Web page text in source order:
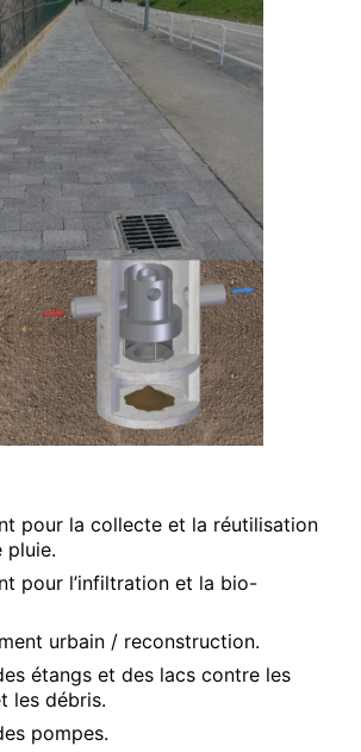
pour la collecte et la réutilisation
pluie.
pour l’infiltration et la bio-
urbain / reconstruction.
étangs et des lacs contre les
les débris.
pompes.